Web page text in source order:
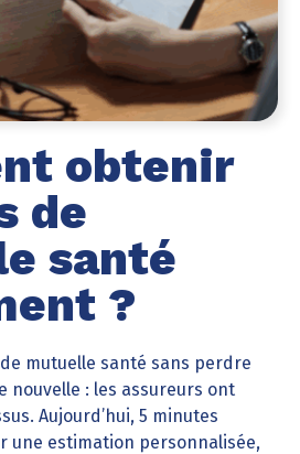
obtenir
de
santé
?
mutuelle santé sans perdre
nouvelle : les assureurs ont
Aujourd’hui, 5 minutes
une estimation personnalisée,